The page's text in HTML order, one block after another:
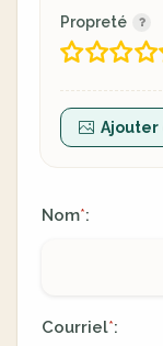
Propreté
Ajouter
Nom*:
Courriel*: